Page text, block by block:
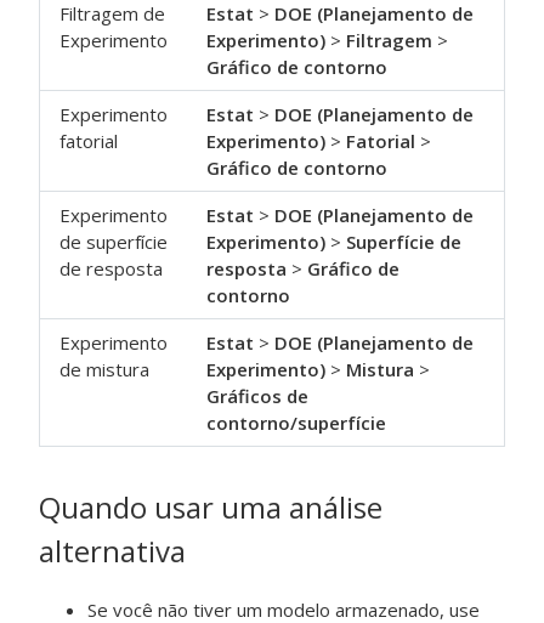
Filtragem de
Experimento
Estat > DOE (Planejamento de
Experimento) > Filtragem >
Gráfico de contorno
Experimento
fatorial
Estat > DOE (Planejamento de
Experimento) > Fatorial >
Gráfico de contorno
Experimento
de superfície
de resposta
Estat > DOE (Planejamento de
Experimento) > Superfície de
resposta > Gráfico de
contorno
Experimento
de mistura
Estat > DOE (Planejamento de
Experimento) > Mistura >
Gráficos de
contorno/superfície
Quando usar uma análise
alternativa
Se você não tiver um modelo armazenado, use